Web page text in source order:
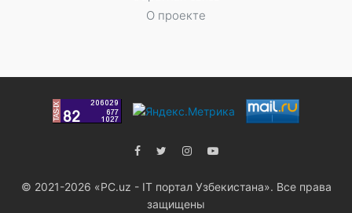
О проекте
© 2021-2026 «PC.uz - IT портал Узбекистана». Все права
защищены